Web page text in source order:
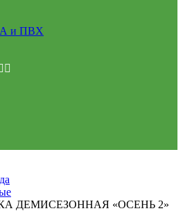
и ПВХ
ДЕМИСЕЗОННАЯ «ОСЕНЬ 2»